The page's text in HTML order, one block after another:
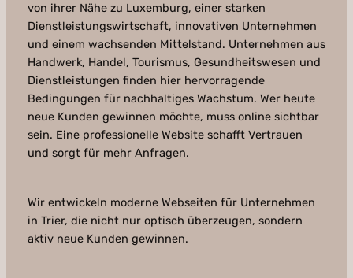
von ihrer Nähe zu Luxemburg, einer starken
Dienstleistungswirtschaft, innovativen Unternehmen
und einem wachsenden Mittelstand. Unternehmen aus
Handwerk, Handel, Tourismus, Gesundheitswesen und
Dienstleistungen finden hier hervorragende
Bedingungen für nachhaltiges Wachstum. Wer heute
neue Kunden gewinnen möchte, muss online sichtbar
sein. Eine professionelle Website schafft Vertrauen
und sorgt für mehr Anfragen.
Wir entwickeln moderne Webseiten für Unternehmen
in Trier, die nicht nur optisch überzeugen, sondern
aktiv neue Kunden gewinnen.